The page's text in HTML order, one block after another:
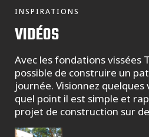
INSPIRATIONS
VIDÉOS
Avec les fondations vissées
possible de construire un
journée. Visionnez
quel point il est simple et
projet de construction sur